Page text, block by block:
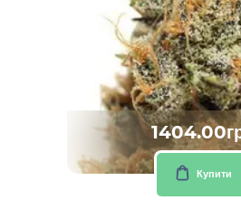
Купити